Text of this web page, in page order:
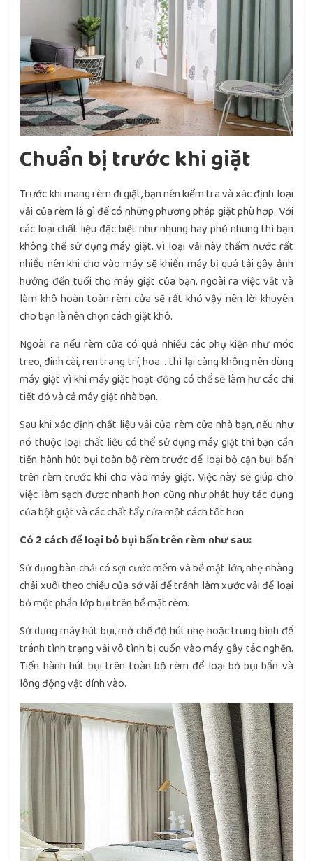
Chuẩn bị trước khi giặt
Trước khi mang rèm đi giặt, bạn nên kiểm tra và xác định loại
vải của rèm là gì để có những phương pháp giặt phù hợp. Với
các loại chất liệu đặc biệt như nhung hay phủ nhung thì bạn
không thể sử dụng máy giặt, vì loại vải này thấm nước rất
nhiều nên khi cho vào máy sẽ khiến máy bị quá tải gây ảnh
hưởng đến tuổi thọ máy giặt của bạn, ngoài ra việc vắt và
làm khô hoàn toàn rèm cửa sẽ rất khó vậy nên lời khuyên
cho bạn là nên chọn cách giặt khô.
Ngoài ra nếu rèm cửa có quá nhiều các phụ kiện như móc
treo, đinh cài, ren trang trí, hoa… thì lại càng không nên dùng
máy giặt vì khi máy giặt hoạt động có thể sẽ làm hư các chi
tiết đó và cả máy giặt nhà bạn.
Sau khi xác định chất liệu vải của rèm cửa nhà bạn, nếu như
nó thuộc loại chất liệu có thể sử dụng máy giặt thì bạn cần
tiến hành hút bụi toàn bộ rèm trước để loại bỏ cặn bụi bẩn
trên rèm trước khi cho vào máy giặt. Việc này sẽ giúp cho
việc làm sạch được nhanh hơn cũng như phát huy tác dụng
của bột giặt và các chất tẩy rửa một cách tốt hơn.
Có 2 cách để loại bỏ bụi bẩn trên rèm như sau:
Sử dụng bàn chải có sợi cước mềm và bề mặt lớn, nhẹ nhàng
chải xuôi theo chiều của sớ vải để tránh làm xước vải để loại
bỏ một phần lớp bụi trên bề mặt rèm.
Sử dụng máy hút bụi, mở chế độ hút nhẹ hoặc trung bình để
tránh tình trạng vải vô tình bị cuốn vào máy gây tắc nghẽn.
Tiến hành hút bụi trên toàn bộ rèm để loại bỏ bụi bẩn và
lông động vật dính vào.